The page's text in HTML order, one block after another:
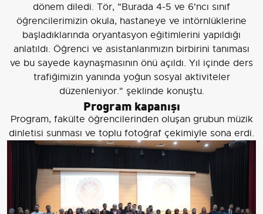
dönem diledi. Tör, "Burada 4-5 ve 6'ncı sınıf
öğrencilerimizin okula, hastaneye ve intörnlüklerine
başladıklarında oryantasyon eğitimlerini yapıldığı
anlatıldı. Öğrenci ve asistanlarımızın birbirini tanıması
ve bu sayede kaynaşmasının önü açıldı. Yıl içinde ders
trafiğimizin yanında yoğun sosyal aktiviteler
düzenleniyor." şeklinde konuştu.
Program kapanışı
Program, fakülte öğrencilerinden oluşan grubun müzik
dinletisi sunması ve toplu fotoğraf çekimiyle sona erdi.